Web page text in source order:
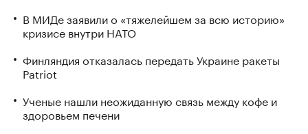
В МИДе заявили о «тяжелейшем за всю историю»
кризисе внутри НАТО
Финляндия отказалась передать Украине ракеты
Patriot
Ученые нашли неожиданную связь между кофе и
здоровьем печени